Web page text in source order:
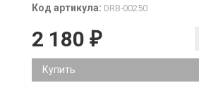
Код артикула: DRB-00250
2 180 ₽
Купить